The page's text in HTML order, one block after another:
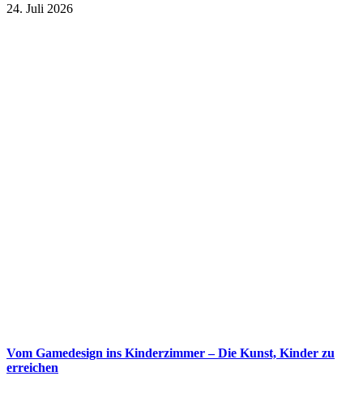
24. Juli 2026
Vom Gamedesign ins Kinderzimmer – Die Kunst, Kinder zu
erreichen